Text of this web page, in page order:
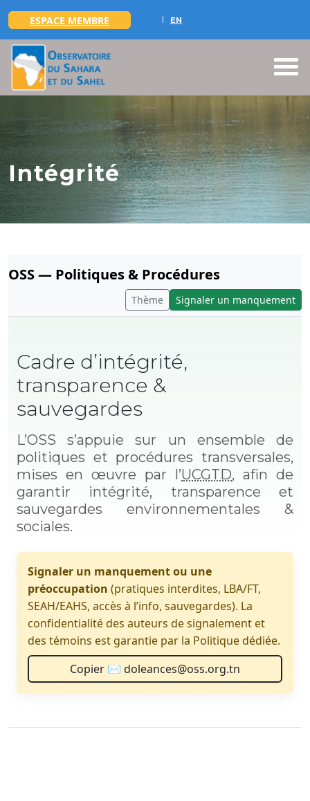
Aller au contenu principal
ESPACE MEMBRE EN
Intégrité
OSS — Politiques & Procédures
Thème Signaler un manquement
Cadre d’intégrité,
transparence &
sauvegardes
L’OSS s’appuie sur un ensemble de
politiques et procédures transversales,
mises en œuvre par l’UCGTD, afin de
garantir intégrité, transparence et
sauvegardes environnementales &
sociales.
Signaler un manquement ou une
préoccupation (pratiques interdites, LBA/FT,
SEAH/EAHS, accès à l’info, sauvegardes). La
confidentialité des auteurs de signalement et
des témoins est garantie par la Politique dédiée.
Copier ✉️ doleances@oss.org.tn